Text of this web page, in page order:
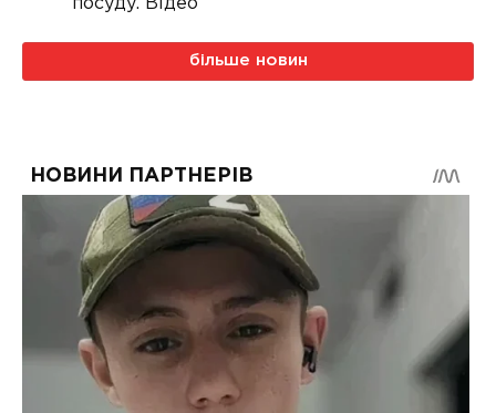
посуду. Відео
більше новин